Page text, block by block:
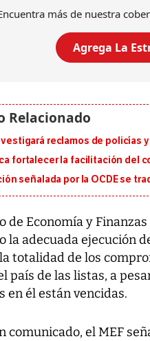
más de nuestra
Agrega La
reclamos de policías
fortalecer la facilitación del
señalada por la OCDE se
de Economía y
la adecuada ejecución
totalidad de los
país de las listas, a
en él están vencidas.
comunicado, el MEF